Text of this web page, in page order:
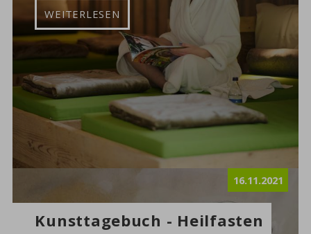
WEITERLESEN
16.11.2021
Kunsttagebuch - Heilfasten